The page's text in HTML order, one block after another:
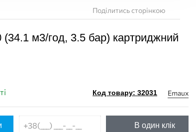
Поділитись сторінкою
м3/год, 3.5 бар) картриджний
Код товару: 32031 Emaux
В один клік